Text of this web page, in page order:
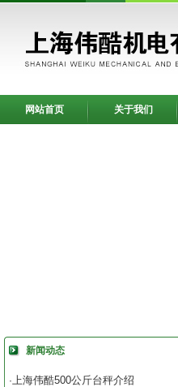
网站首页 关于我们
新闻动态
·上海伟酷500公斤台秤介绍